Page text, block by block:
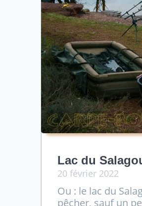
Lac du
20 février 2022
Ou : le lac du
pêcher, sauf un